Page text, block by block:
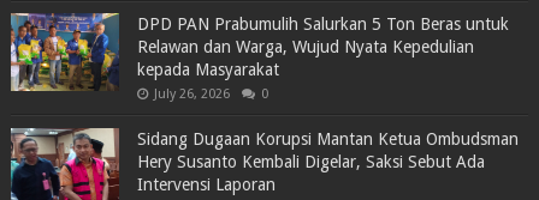
DPD PAN Prabumulih Salurkan 5 Ton Beras untuk
Relawan dan Warga, Wujud Nyata Kepedulian
kepada Masyarakat
July 26, 2026 0
Sidang Dugaan Korupsi Mantan Ketua Ombudsman
Hery Susanto Kembali Digelar, Saksi Sebut Ada
Intervensi Laporan